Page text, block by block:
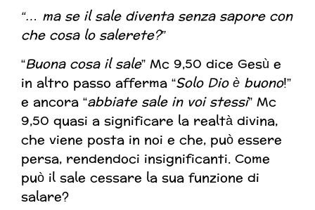
“… ma se il sale diventa senza sapore con
che cosa lo salerete?”
“Buona cosa il sale” Mc 9,50 dice Gesù e
in altro passo afferma “Solo Dio è buono!”
e ancora “abbiate sale in voi stessi” Mc
9,50 quasi a significare la realtà divina,
che viene posta in noi e che, può essere
persa, rendendoci insignificanti. Come
può il sale cessare la sua funzione di
salare?